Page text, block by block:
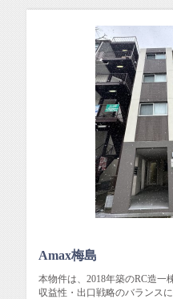
Amax梅島
本物件は、2018年築のRC造一
収益性・出口戦略のバランス